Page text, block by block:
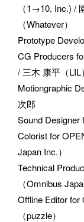
（1→10, Inc.) /
（Whatever）
Prototype
CG Producers
/ 三木 康平（LIL
Motiongraphic
次郎
Sound Designer
Colorist for
Japan Inc.）
Technical
（Omnibus
Offline Editor
（puzzle）